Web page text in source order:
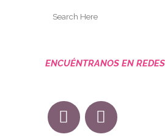
ENCUÉNTRANOS EN